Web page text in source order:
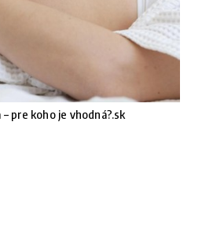
pre koho je vhodná?.sk